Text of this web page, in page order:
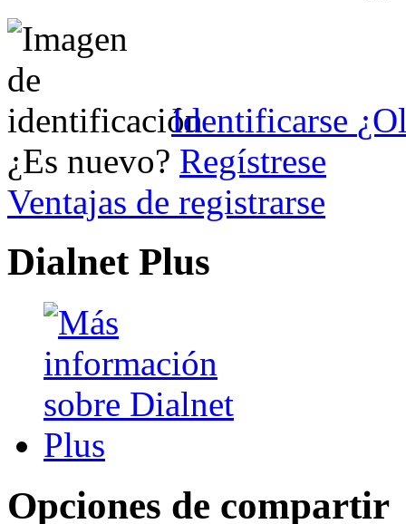
Identificarse
¿Es nuevo? Regístrese
Ventajas de registrarse
Dialnet Plus
Opciones de compartir